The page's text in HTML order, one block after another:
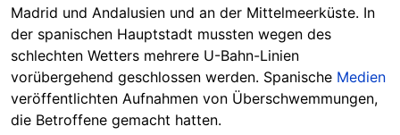
Madrid und Andalusien und an der Mittelmeerküste. In
der spanischen Hauptstadt mussten wegen des
schlechten Wetters mehrere U-Bahn-Linien
vorübergehend geschlossen werden. Spanische Medien
veröffentlichten Aufnahmen von Überschwemmungen,
die Betroffene gemacht hatten.